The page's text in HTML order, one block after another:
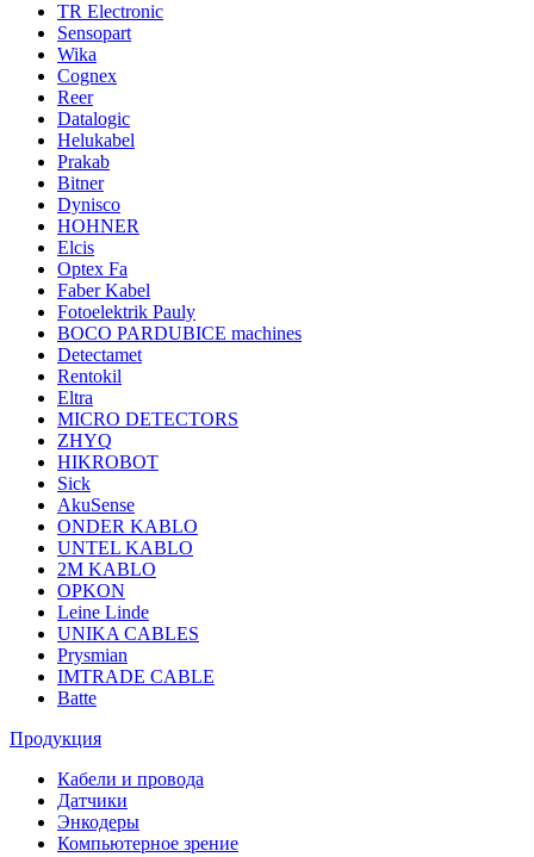
TR Electronic
Sensopart
Wika
Cognex
Reer
Datalogic
Helukabel
Prakab
Bitner
Dynisco
HOHNER
Elcis
Optex Fa
Faber Kabel
Fotoelektrik Pauly
BOCO PARDUBICE machines
Detectamet
Rentokil
Eltra
MICRO DETECTORS
ZHYQ
HIKROBOT
Sick
AkuSense
ONDER KABLO
UNTEL KABLO
2M KABLO
OPKON
Leine Linde
UNIKA CABLES
Prysmian
IMTRADE CABLE
Batte
Продукция
Кабели и провода
Датчики
Энкодеры
Компьютерное зрение